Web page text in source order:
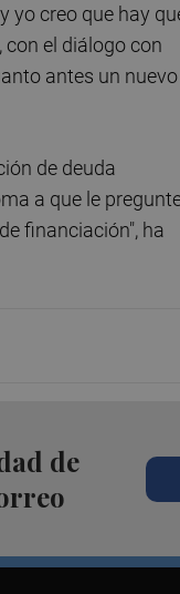
yo creo que hay
con el diálogo con
antes un nuevo
de deuda
a que le
financiación", ha
de